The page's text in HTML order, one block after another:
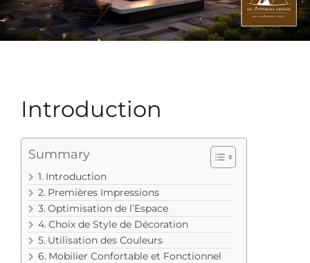
Introduction
Summary
Introduction
Premières Impressions
Optimisation de l’Espace
Choix de Style de Décoration
Utilisation des Couleurs
Mobilier Confortable et Fonctionnel